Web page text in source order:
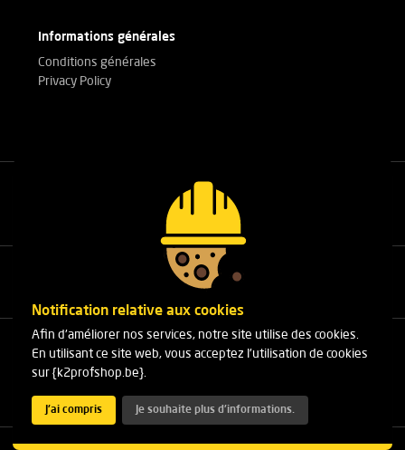
Informations générales
Conditions générales
Privacy Policy
Appelez nos experts
+32(0)3 303 14 53
Cleydaellaan 10 Unit 8
B-2630 Aartselaar
Téléphone: +32(0)3 303 14 53
E-mail : info@k2profshop.be
Notification relative aux cookies
Afin d'améliorer nos services, notre site utilise des cookies.
En utilisant ce site web, vous acceptez l'utilisation de cookies
sur {k2profshop.be}.
J'ai compris Je souhaite plus d'informations.